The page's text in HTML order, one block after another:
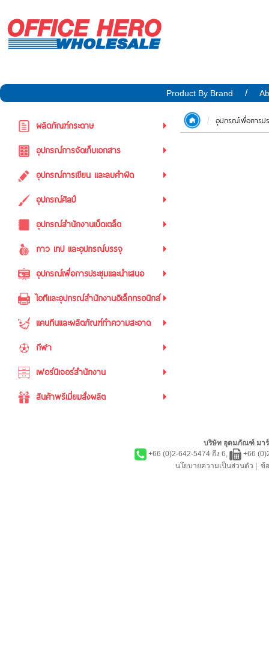
Product By Brand
ผลิตภัณฑ์กระดาษ
อุปกรณ์การจัดเก็บเอกสาร
อุปกรณ์การเขียน และลบคำผิด
อุปกรณ์ศิลป์
อุปกรณ์สำนักงานเบ็ดเตล็ด
กาว เทป และอุปกรณ์บรรจุ
อุปกรณ์เพื่อการประชุมและนำเสนอ
ไอทีและอุปกรณ์สำนักงานอิเล็กทรอนิกส์
แคนทีนและผลิตภัณฑ์ทำความสะอาด
กีฬา
เฟอร์นิเจอร์สำนักงาน
สินค้าพรีเมี่ยมสั่งผลิต
อุปกรณ์เพื่อการปร
บริษัท อุดมภัณฑ์ มาร์
+66 (0)2-642-5474 ถึง 6,
+66
นโยบายความเป็นส่วนตัว
ข้